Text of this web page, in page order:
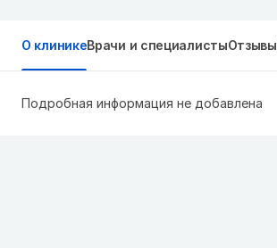
О клиникеВрачи и специалистыОтзывы
Подробная информация не добавлена